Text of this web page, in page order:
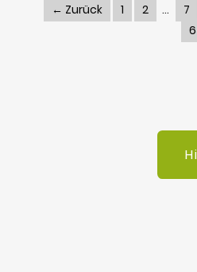
← Zurück 1 2 7